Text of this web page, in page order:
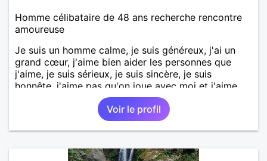
Homme célibataire de 48 ans recherche rencontre
amoureuse
Je suis un homme calme, je suis généreux, j'ai un
grand cœur, j'aime bien aider les personnes que
j'aime, je suis sérieux, je suis sincère, je suis
honnête, j'aime pas qu'on joue avec moi et j'aime
pas les mensonges. Je cherche une relation
amoureuse et sérieuse.Voir le profil